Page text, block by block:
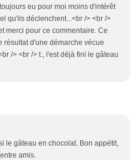
eu pour moi moins d'intérêt
qu'ils déclenchent...<br /> <br />
merci pour ce commentaire. Ce
résultat d'une démarche vécue
/> <br /> t., l'est déjà fini le gâteau
le gâteau en chocolat. Bon appétit,
amis.